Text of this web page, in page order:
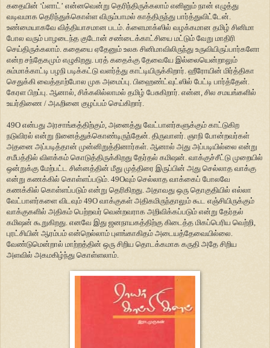
கதையின் ‘ப்ளாட்’ என்னவென்று தெரிந்திருக்கலாம் எனினும் நான் எழுத்து
வடிவமாக தெரிந்துக்கொள்ள விரும்பாமல் காத்திருந்து பார்த்துவிட்டேன்.
உண்மையாகவே வித்தியாசமான படம். க்ளைமாக்ஸில் வழக்கமான தமிழ் சினிமா
போல வரும் பாழடைந்த குடோன் சண்டைக்காட்சியை மட்டும் வேறு மாதிரி
செய்திருக்கலாம். கதையை ஏதேனும் உலக சினிமாவிலிருந்து உருவியிருப்பார்களோ
என்ற சந்தேகமும் எழுகிறது. பரத் கதைக்கு தேவையே இல்லையென்றாலும்
சும்மாக்காட்டி பழநி படிக்கட்டு வளர்த்து காட்டியிருக்கிறார். ஹீரோயின் மிர்த்திகா
செதுக்கி வைத்தாற்போல முக அமைப்பு. பிஹைண்ட்வுட்ஸில் பேட்டி பார்த்தேன்.
கேரள பிறப்பு. ஆனால், சிக்கலில்லாமல் தமிழ் பேசுகிறார். என்ன, சில சமயங்களில்
உயர்திணை / அஃறினை குழப்பம் செய்கிறார்.
49O என்பது அரசாங்கத்திற்கும், அனைத்து வேட்பாளர்களுக்கும் காட்டுகிற
நடுவிரல் என்று நினைத்துக்கொண்டிருந்தேன். திருவாளர். ஞாநி போன்றவர்கள்
அதனை அப்படித்தான் முன்னிறுத்தினார்கள். ஆனால் அது அப்படியில்லை என்று
சமீபத்தில் விளக்கம் கொடுத்திருக்கிறது தேர்தல் கமிஷன். வாக்குச்சீட்டு முறையில்
ஒன்றுக்கு மேற்பட்ட சின்னத்தின் மீது முத்திரை இருப்பின் அது செல்லாத வாக்கு
என்று கணக்கில் கொள்ளப்படும். 49Oவும் செல்லாத வாக்கைப் போலவே
கணக்கில் கொள்ளப்படும் என்று தெரிகிறது. அதாவது ஒரு தொகுதியில் எல்லா
வேட்பாளர்களை விடவும் 49O வாக்குகள் அதிகமிருந்தாலும் கூட எஞ்சியிருக்கும்
வாக்குகளில் அதிகம் பெற்றவர் வென்றவராக அறிவிக்கப்படும் என்று தேர்தல்
கமிஷன் கூறுகிறது. எனவே இது ஜனநாயகத்திற்கு கிடைத்த மிகப்பெரிய வெற்றி,
புரட்சியின் ஆரம்பம் என்றெல்லாம் புளங்காகிதம் அடையத்தேவையில்லை.
வேண்டுமென்றால் மாற்றத்தின் ஒரு சிறிய தொடக்கமாக கருதி அதே சிறிய
அளவில் அகமகிழ்ந்து கொள்ளலாம்.